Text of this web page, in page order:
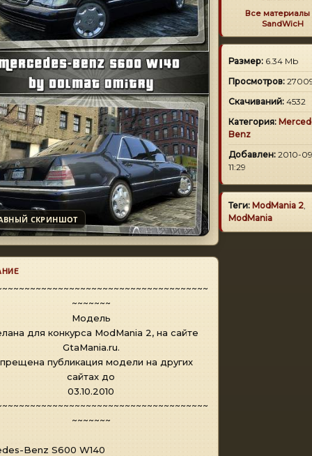
СКРИНШОТ
~~~~~~~
Модель
для конкурса ModMania 2, на сайте
GtaMania.ru.
публикация модели на других
сайтах до
03.10.2010
~~~~~~~
Benz S600 W140
Все материалы
SandWicH
Размер: 6.34 Mb
Просмотров:
Скачиваний: 4532
Категория:
Benz
Добавлен: 2010-
11:29
Теги: ModMania 2,
ModMania